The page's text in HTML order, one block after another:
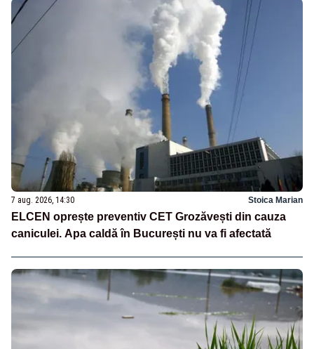
7 aug. 2026, 14:30 Stoica Marian
ELCEN oprește preventiv CET Grozăvești din cauza
caniculei. Apa caldă în București nu va fi afectată